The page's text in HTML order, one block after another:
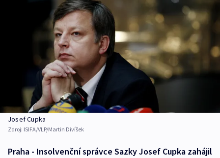
Josef Cupka
Zdroj: ISIFA/VLP/Martin Divíšek
Praha - Insolvenční správce Sazky Josef Cupka zahájil